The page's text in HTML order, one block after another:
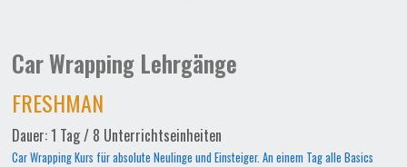
Car Wrapping Lehrgänge
FRESHMAN
Dauer: 1 Tag / 8 Unterrichtseinheiten
Car Wrapping Kurs für absolute Neulinge und Einsteiger. An einem Tag alle Basics